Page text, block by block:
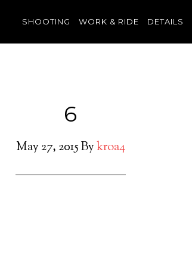
SHOOTING WORK & RIDE DETAILS
6
May 27, 2015Bykroa4